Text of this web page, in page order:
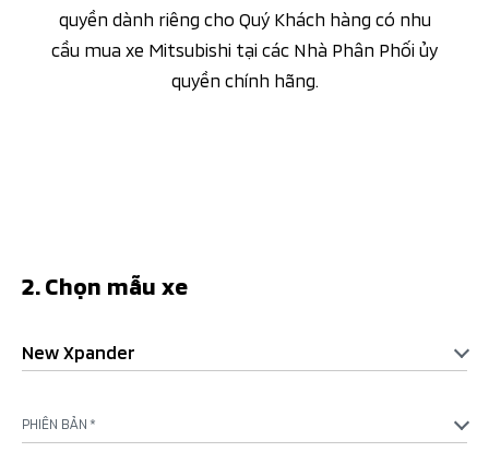
quyền dành riêng cho Quý Khách hàng có nhu
cầu mua xe Mitsubishi tại các Nhà Phân Phối ủy
quyền chính hãng.
2. Chọn mẫu xe
New Xpander
PHIÊN BẢN *